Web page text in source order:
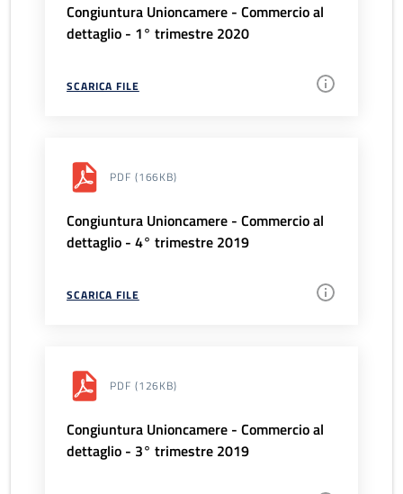
Congiuntura Unioncamere - Commercio al
dettaglio - 1° trimestre 2020
SCARICA FILE
PDF (166KB)
Congiuntura Unioncamere - Commercio al
dettaglio - 4° trimestre 2019
SCARICA FILE
PDF (126KB)
Congiuntura Unioncamere - Commercio al
dettaglio - 3° trimestre 2019